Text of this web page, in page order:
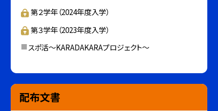
第２学年（2024年度入学）
第３学年（2023年度入学）
スポ活～KARADAKARAプロジェクト～
配布文書